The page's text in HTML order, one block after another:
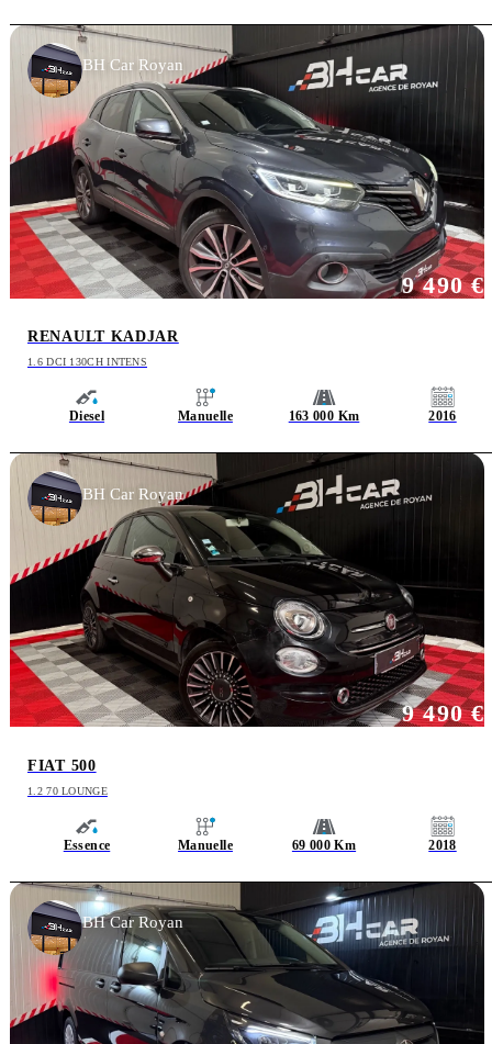
RENAULT KADJAR
1.6 DCI 130CH INTENS
Diesel Manuelle 163 000 Km 2016
9 490 €
BH Car Royan
FIAT 500
1.2 70 LOUNGE
Essence Manuelle 69 000 Km 2018
9 490 €
BH Car Royan
BH Car Royan